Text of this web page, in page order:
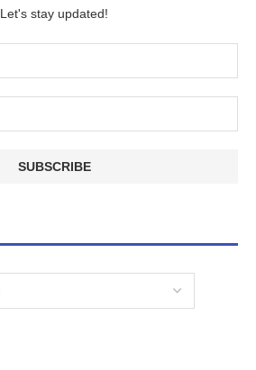
Let's stay updated!